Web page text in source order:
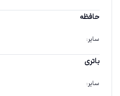
حافظه
سایر:
باتری
سایر: